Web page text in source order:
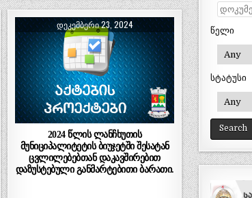
ᲓᲔᲙᲔᲛᲑᲔᲠᲘ 23, 2024
2024 წლის ლანჩხუთის
მუნიციპალიტეტის ბიუჯეტში შესატან
ცვლილებებთან დაკავშირებით
დაზუსტებული განმარტებითი ბარათი.
წელი
სტატუსი